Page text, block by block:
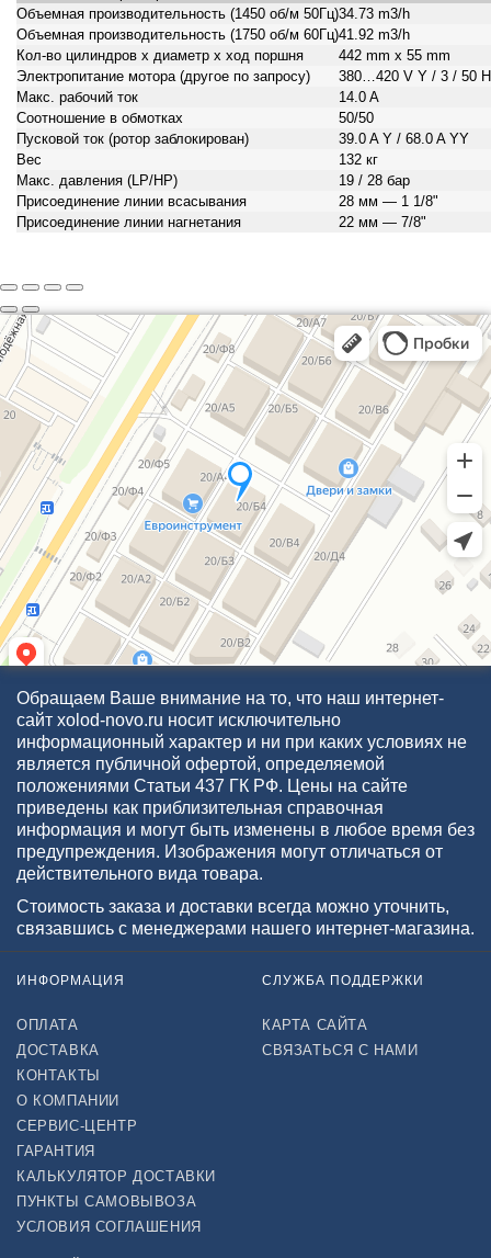
Объемная производительность (1450 об/м 50Гц)34.73 m3/h
Объемная производительность (1750 об/м 60Гц)41.92 m3/h
Кол-во цилиндров х диаметр х ход поршня 442 mm x 55 mm
Электропитание мотора (другое по запросу)
380…420 V Y / 3 / 50
Макс. рабочий ток
14.0 A
Соотношение в обмотках
50/50
Пусковой ток (ротор заблокирован)
39.0 A Y / 68.0 A YY
Вес
132 кг
Макс. давления (LP/HP)
19 / 28 бар
Присоединение линии всасывания
28 мм — 1 1/8"
Присоединение линии нагнетания
22 мм — 7/8"
Обращаем Ваше внимание на то, что наш интернет-
сайт xolod-novo.ru носит исключительно
информационный характер и ни при каких условиях не
является публичной офертой, определяемой
положениями Статьи 437 ГК РФ. Цены на сайте
приведены как приблизительная справочная
информация и могут быть изменены в любое время без
предупреждения. Изображения могут отличаться от
действительного вида товара.
Стоимость заказа и доставки всегда можно уточнить,
связавшись с менеджерами нашего интернет-магазина.
ИНФОРМАЦИЯ
ОПЛАТА
ДОСТАВКА
КОНТАКТЫ
О КОМПАНИИ
СЕРВИС-ЦЕНТР
ГАРАНТИЯ
КАЛЬКУЛЯТОР ДОСТАВКИ
ПУНКТЫ САМОВЫВОЗА
УСЛОВИЯ СОГЛАШЕНИЯ
СЛУЖБА ПОДДЕРЖКИ
КАРТА САЙТА
СВЯЗАТЬСЯ С НАМИ